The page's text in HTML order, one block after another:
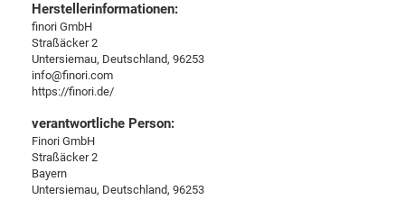
Herstellerinformationen:
finori GmbH
Straßäcker 2
Untersiemau, Deutschland, 96253
info@finori.com
https://finori.de/
verantwortliche Person:
Finori GmbH
Straßäcker 2
Bayern
Untersiemau, Deutschland, 96253